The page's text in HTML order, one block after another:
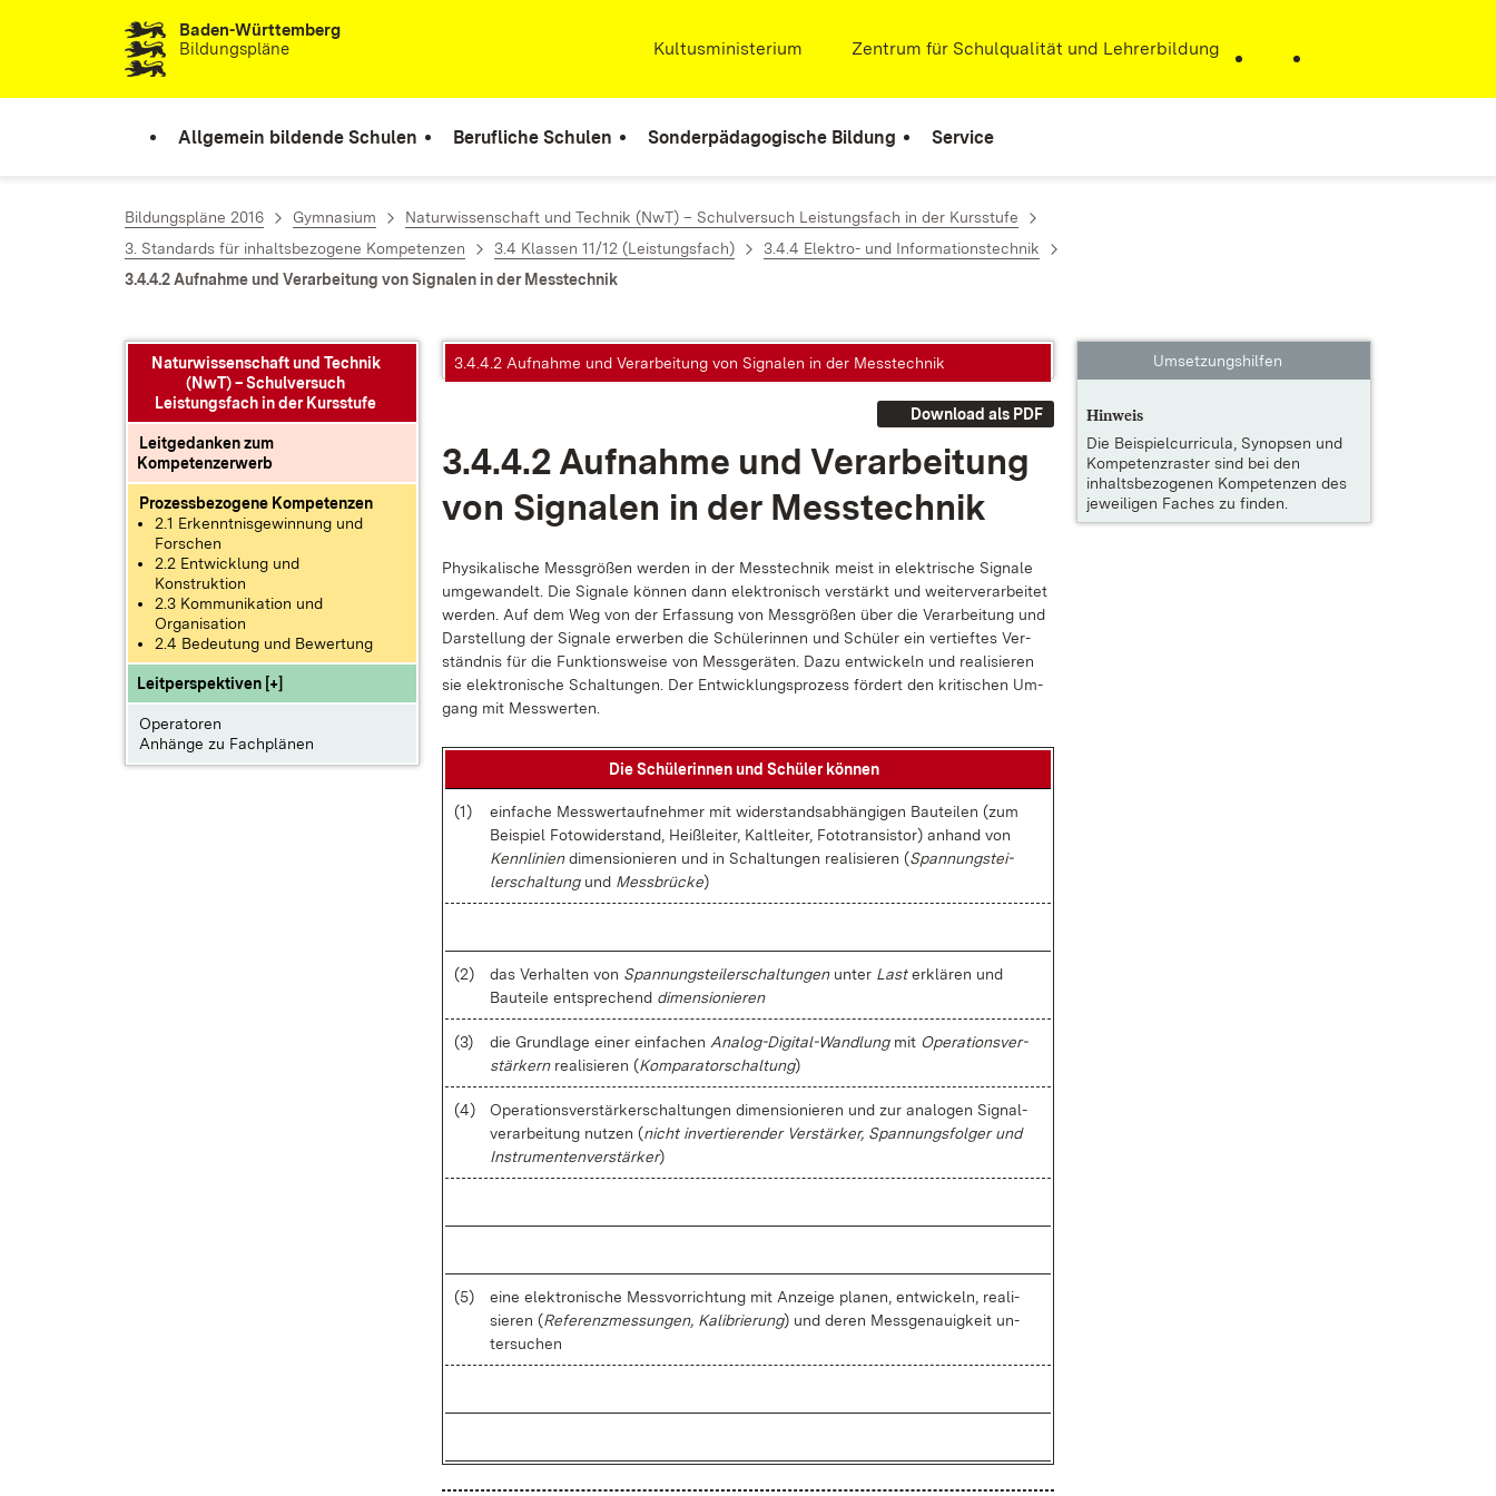
Zum Inhalt springenBaden-Württemberg
Bildungspläne
Extern:
Kultusministerium (Öffnet in neuem Fenster)
Extern:
Zentrum für Schulqualität und Lehrerbildung
Allgemein bildende Schulen Berufliche Schulen Sonderpädagogische Bildung Service
Bildungspläne 2016 Gymnasium
Naturwissenschaft und Technik (NwT) – Schulversuch Leistungsfach in der Kursstufe
3. Standards für inhaltsbezogene Kompetenzen
3.4 Klassen 11/12 (Leistungsfach)
3.4.4 Elektro- und Informationstechnik
3.4.4.2 Aufnahme und Verarbeitung von Signalen in der Messtechnik
Naturwissenschaft und Technik
(NwT) – Schulversuch
Leistungsfach in der Kursstufe
Leitgedanken zum
Kompetenzerwerb
Prozessbezogene Kompetenzen
2.1 Erkenntnisgewinnung und
Forschen
2.2 Entwicklung und
Konstruktion
2.3 Kommunikation und
Organisation
2.4 Bedeutung und Bewertung
Leitperspektiven [+]
Operatoren
Anhänge zu Fachplänen
3.4.4.2 Aufnahme und Verarbeitung von Signalen in der Messtechnik
Download als PDF
3.4.4.2 Auf­nah­me und Ver­ar­bei­tung
von Si­gna­len in der Mess­tech­nik
Phy­si­ka­li­sche Mess­grö­ßen wer­den in der Mess­tech­nik meist in elek­tri­sche Si­gna­le
um­ge­wan­delt. Die Si­gna­le kön­nen dann elek­tro­nisch ver­stärkt und wei­ter­ver­ar­bei­tet
wer­den. Auf dem Weg von der Er­fas­sung von Mess­grö­ßen über die Ver­ar­bei­tung und
Dar­stel­lung der Si­gna­le er­wer­ben die Schü­le­rin­nen und Schü­ler ein ver­tief­tes Ver­
ständ­nis für die Funk­ti­ons­wei­se von Mess­ge­rä­ten. Da­zu ent­wi­ckeln und rea­li­sie­ren
sie elek­tro­ni­sche Schal­tun­gen. Der Ent­wick­lungs­pro­zess för­dert den kri­ti­schen Um­
gang mit Mess­wer­ten.
Die Schü­le­rin­nen und Schü­ler kön­nen
(1)
ein­fa­che Mess­wert­auf­neh­mer mit wi­der­stands­ab­hän­gi­gen Bau­tei­len (zum
Bei­spiel Fo­to­wi­der­stand, Heiß­lei­ter, Kalt­lei­ter, Fo­to­tran­sis­tor) an­hand von
Kenn­li­ni­endi­men­sio­nie­ren und in Schal­tun­gen rea­li­sie­ren (Span­nungs­tei­
ler­schal­tungund Mess­brü­cke)
(2) das Ver­hal­ten von Span­nungs­tei­ler­schal­tun­genun­ter Laster­klä­ren und
Bau­tei­le ent­spre­chend di­men­sio­nie­ren
(3) die Grund­la­ge ei­ner ein­fa­chen Ana­lo­g-Di­gi­tal-Wand­lungmit Ope­ra­ti­ons­ver­
stär­kernrea­li­sie­ren (Kom­pa­ra­tor­schal­tung)
(4)
Ope­ra­ti­ons­ver­stär­ker­schal­tun­gen di­men­sio­nie­ren und zur ana­lo­gen Si­gnal­
ver­ar­bei­tung nut­zen (nicht in­ver­tie­ren­der Ver­stär­ker, Span­nungs­fol­ger und
In­stru­men­ten­ver­stär­ker)
(5)
ei­ne elek­tro­ni­sche Mess­vor­rich­tung mit An­zei­ge pla­nen, ent­wi­ckeln, rea­li­
sie­ren (Re­fe­renz­mes­sun­gen, Ka­li­brie­rung) und de­ren Mess­ge­nau­ig­keit un­
ter­su­chen
Umsetzungshilfen
Hinweis
Die Beispielcurricula, Synopsen und
Kompetenzraster sind bei den
inhaltsbezogenen Kompetenzen des
jeweiligen Faches zu finden.